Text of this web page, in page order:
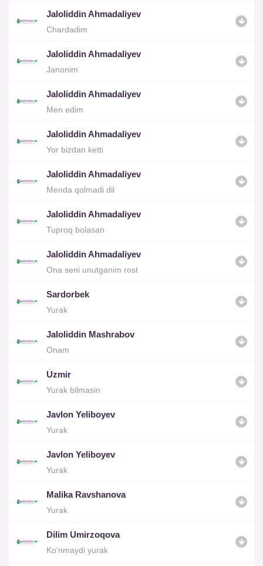
Jaloliddin Ahmadaliyev
Chardadim
Jaloliddin Ahmadaliyev
Janonim
Jaloliddin Ahmadaliyev
Men edim
Jaloliddin Ahmadaliyev
Yor bizdan ketti
Jaloliddin Ahmadaliyev
Menda qolmadi dil
Jaloliddin Ahmadaliyev
Tuproq bolasan
Jaloliddin Ahmadaliyev
Ona seni unutganim rost
Sardorbek
Yurak
Jaloliddin Mashrabov
Onam
Uzmir
Yurak bilmasin
Javlon Yeliboyev
Yurak
Javlon Yeliboyev
Yurak
Malika Ravshanova
Yurak
Dilim Umirzoqova
Ko‘nmaydi yurak